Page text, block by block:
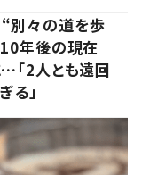
別々の道を歩
年後の現在
「2人とも遠回
る」